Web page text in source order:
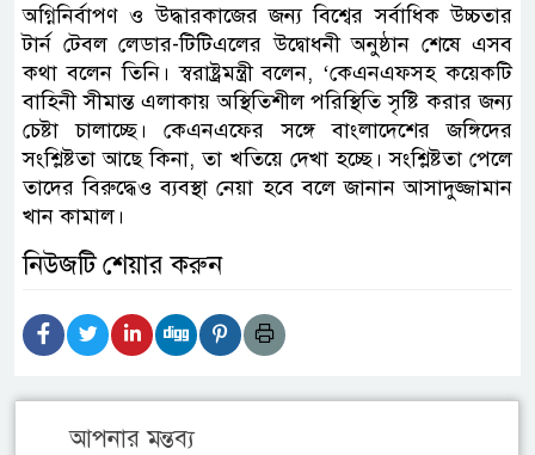
অগ্নিনির্বাপণ ও উদ্ধারকাজের জন্য বিশ্বের সর্বাধিক উচ্চতার
টার্ন টেবল লেডার-টিটিএলের উদ্বোধনী অনুষ্ঠান শেষে এসব
কথা বলেন তিনি। স্বরাষ্ট্রমন্ত্রী বলেন, ‘কেএনএফসহ কয়েকটি
বাহিনী সীমান্ত এলাকায় অস্থিতিশীল পরিস্থিতি সৃষ্টি করার জন্য
চেষ্টা চালাচ্ছে। কেএনএফের সঙ্গে বাংলাদেশের জঙ্গিদের
সংশ্লিষ্টতা আছে কিনা, তা খতিয়ে দেখা হচ্ছে। সংশ্লিষ্টতা পেলে
তাদের বিরুদ্ধেও ব্যবস্থা নেয়া হবে বলে জানান আসাদুজ্জামান
খান কামাল।
নিউজটি শেয়ার করুন
আপনার মন্তব্য